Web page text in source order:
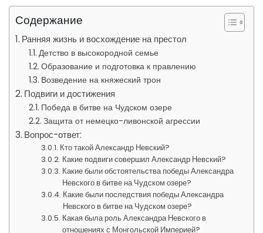
Содержание
Ранняя жизнь и восхождение на престол
Детство в высокородной семье
Образование и подготовка к правлению
Возведение на княжеский трон
Подвиги и достижения
Победа в битве на Чудском озере
Защита от немецко-ливонской агрессии
Вопрос-ответ:
Кто такой Александр Невский?
Какие подвиги совершил Александр Невский?
Какие были обстоятельства победы Александра
Невского в битве на Чудском озере?
Какие были последствия победы Александра
Невского в битве на Чудском озере?
Какая была роль Александра Невского в
отношениях с Монгольской Империей?